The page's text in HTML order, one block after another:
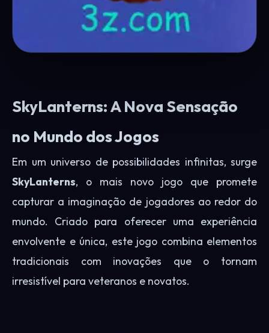
SkyLanterns: A Nova Sensação
no Mundo dos Jogos
Em um universo de possibilidades infinitas, surge
SkyLanterns, o mais novo jogo que promete
capturar a imaginação de jogadores ao redor do
mundo. Criado para oferecer uma experiência
envolvente e única, este jogo combina elementos
tradicionais com inovações que o tornam
irresistível para veteranos e novatos.